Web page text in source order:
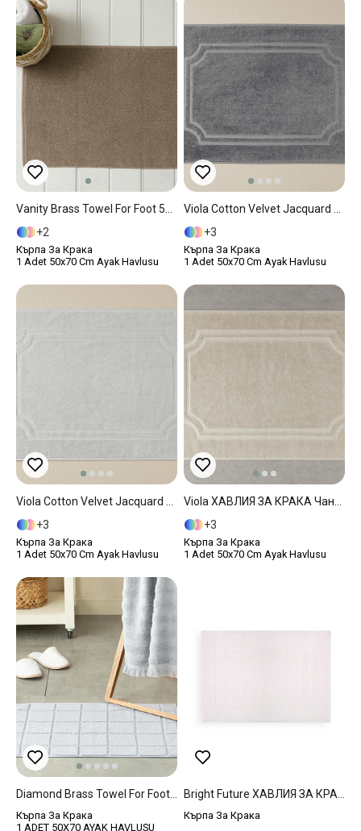
2
Кърпа За Крака
1 Adet 50x70 Cm Ayak Havlusu
3
Кърпа За Крака
1 Adet 50x70 Cm Ayak Havlusu
3
Кърпа За Крака
1 Adet 50x70 Cm Ayak Havlusu
3
Кърпа За Крака
1 Adet 50x70 Cm Ayak Havlusu
Кърпа За Крака
1 ADET 50X70 AYAK HAVLUSU
Кърпа За Крака